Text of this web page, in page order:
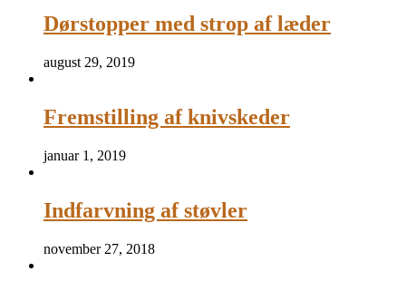
Dørstopper med strop af læder
august 29, 2019
Fremstilling af knivskeder
januar 1, 2019
Indfarvning af støvler
november 27, 2018